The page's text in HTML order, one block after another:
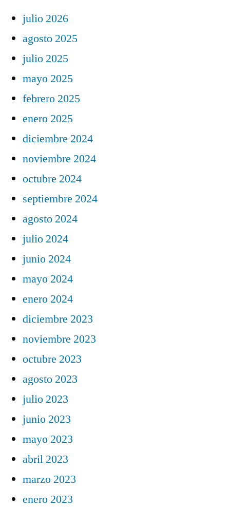
julio 2026
agosto 2025
julio 2025
mayo 2025
febrero 2025
enero 2025
diciembre 2024
noviembre 2024
octubre 2024
septiembre 2024
agosto 2024
julio 2024
junio 2024
mayo 2024
enero 2024
diciembre 2023
noviembre 2023
octubre 2023
agosto 2023
julio 2023
junio 2023
mayo 2023
abril 2023
marzo 2023
enero 2023